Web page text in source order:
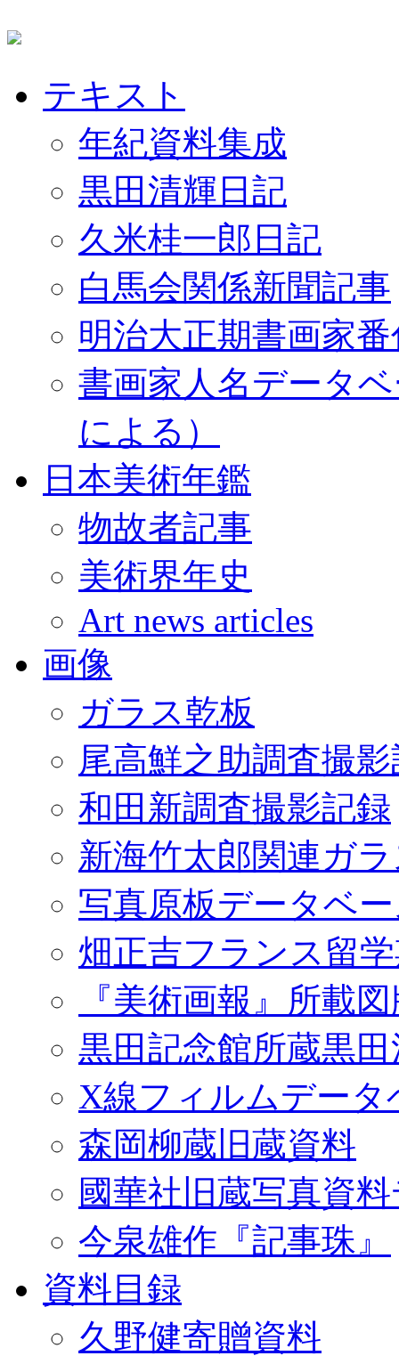
テキスト
年紀資料集成
黒田清輝日記
久米桂一郎日記
白馬会関係新聞記事
明治大正期書画家
書画家人名データ
による）
日本美術年鑑
物故者記事
美術界年史
Art news articles
画像
ガラス乾板
尾高鮮之助調査撮
和田新調査撮影記録
新海竹太郎関連ガ
写真原板データベ
畑正吉フランス留
『美術画報』所載
黒田記念館所蔵黒
X線フィルムデータ
森岡柳蔵旧蔵資料
國華社旧蔵写真資
今泉雄作『記事珠』
資料目録
久野健寄贈資料